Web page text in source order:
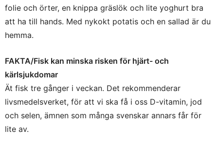
folie och örter, en knippa gräslök och lite yoghurt bra
att ha till hands. Med nykokt potatis och en sallad är du
hemma.
FAKTA/Fisk kan minska risken för hjärt- och
kärlsjukdomar
Ät fisk tre gånger i veckan. Det rekommenderar
livsmedelsverket, för att vi ska få i oss D-vitamin, jod
och selen, ämnen som många svenskar annars får för
lite av.